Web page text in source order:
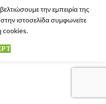
την εμπειρία της
ιστοσελίδα συμφωνείτε
cookies.